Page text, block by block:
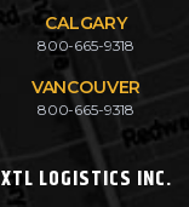
CALGARY
800-665-9318
VANCOUVER
800-665-9318
XTL LOGISTICS INC.